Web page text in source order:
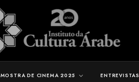
MOSTRA DE CINEMA 2025 ENTREVISTAS